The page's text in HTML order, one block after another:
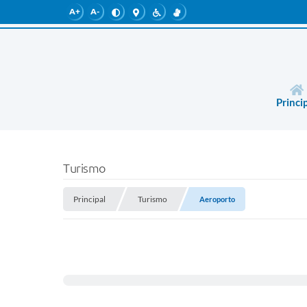
A+ A-
Turismo
Principal Turismo Aeroporto